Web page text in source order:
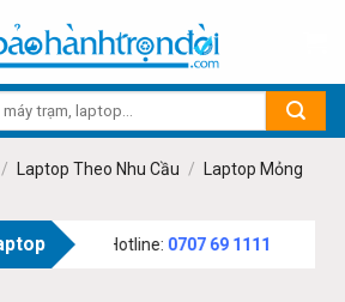
/ Laptop Theo Nhu Cầu /
Laptop Mỏng
- Hotline:0707 69 1111